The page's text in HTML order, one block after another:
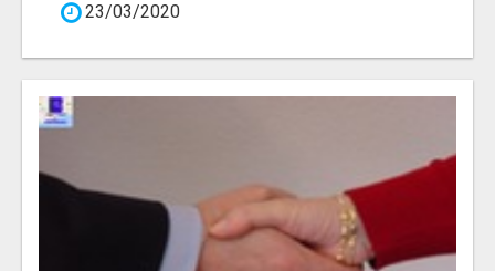
23/03/2020